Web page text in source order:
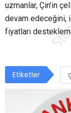
uzmanlar, Çin’in
devam edeceğini,
fiyatları
Etiketler